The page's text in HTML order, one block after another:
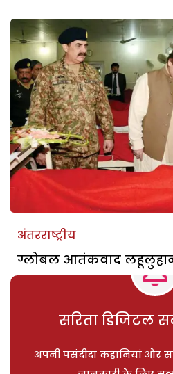
अंतरराष्ट्रीय
ग्लोबल आतंकवाद
सरिता डिजिटल
अपनी पसंदीदा कहानियां और